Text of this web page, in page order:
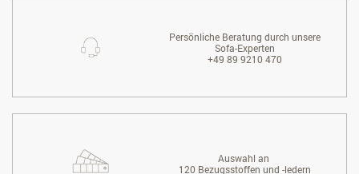
Persönliche Beratung durch unsere
Sofa-Experten
+49 89 9210 470
Auswahl an
120 Bezugsstoffen und -ledern